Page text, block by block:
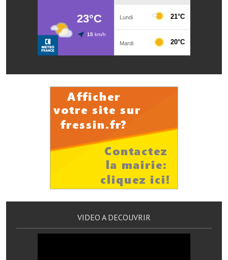
Le bulletin municipal : Fressinfo & Le Fressinois
Toutes les publications
Autres groupements
Les réseaux partenaires
L'association des maires
Services publics intercommunaux
VIDEO A DECOUVRIR